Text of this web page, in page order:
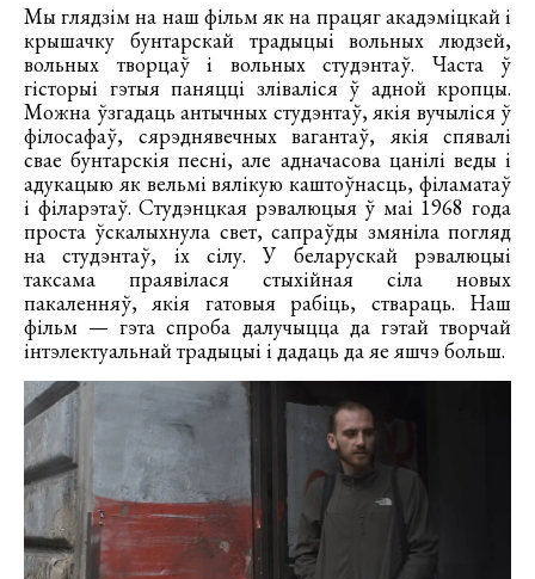
Мы глядзім на наш фільм як на працяг акадэміцкай і
крышачку бунтарскай традыцыі вольных людзей,
вольных творцаў і вольных студэнтаў. Часта ў
гісторыі гэтыя паняцці зліваліся ў адной кропцы.
Можна ўзгадаць антычных студэнтаў, якія вучыліся ў
філосафаў, сярэднявечных вагантаў, якія спявалі
свае бунтарскія песні, але адначасова цанілі веды і
адукацыю як вельмі вялікую каштоўнасць, філаматаў
і філарэтаў. Студэнцкая рэвалюцыя ў маі 1968 года
проста ўскалыхнула свет, сапраўды змяніла погляд
на студэнтаў, іх сілу. У беларускай рэвалюцыі
таксама праявілася стыхійная сіла новых
пакаленняў, якія гатовыя рабіць, ствараць. Наш
фільм — гэта спроба далучыцца да гэтай творчай
інтэлектуальнай традыцыі і дадаць да яе яшчэ больш.